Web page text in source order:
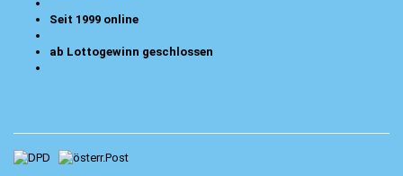
Seit 1999 online
ab Lottogewinn geschlossen